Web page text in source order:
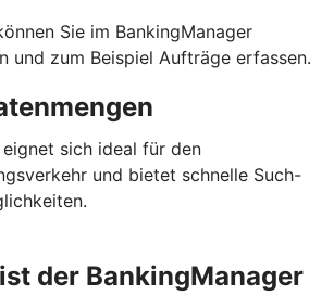
Sie im BankingManager
und zum Beispiel Aufträge erfassen.
sich ideal für den
und bietet schnelle Such-
der BankingManager